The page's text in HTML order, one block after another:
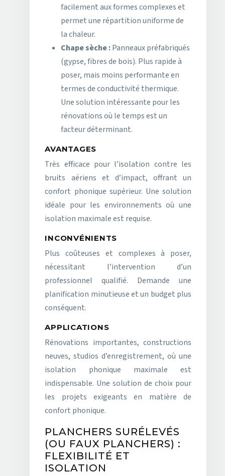
facilement aux formes complexes et
permet une répartition uniforme de
la chaleur.
Chape sèche :Panneaux préfabriqués
(gypse, fibres de bois). Plus rapide à
poser, mais moins performante en
termes de conductivité thermique.
Une solution intéressante pour les
rénovations où le temps est un
facteur déterminant.
AVANTAGES
Très efficace pour l’isolation contre les
bruits aériens et d’impact, offrant un
confort phonique supérieur. Une solution
idéale pour les environnements où une
isolation maximale est requise.
INCONVÉNIENTS
Plus coûteuses et complexes à poser,
nécessitant l’intervention d’un
professionnel qualifié. Demande une
planification minutieuse et un budget plus
conséquent.
APPLICATIONS
Rénovations importantes, constructions
neuves, studios d’enregistrement, où une
isolation phonique maximale est
indispensable. Une solution de choix pour
les projets exigeants en matière de
confort phonique.
PLANCHERS SURÉLEVÉS
(OU FAUX PLANCHERS) :
FLEXIBILITÉ ET
ISOLATION